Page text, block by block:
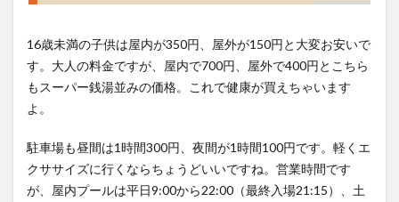
16歳未満の子供は屋内が350円、屋外が150円と大変お安いで
す。大人の料金ですが、屋内で700円、屋外で400円とこちら
もスーパー銭湯並みの価格。これで健康が買えちゃいます
よ。
駐車場も昼間は1時間300円、夜間が1時間100円です。軽くエ
クササイズに行くならちょうどいいですね。営業時間です
が、屋内プールは平日9:00から22:00（最終入場21:15）、土